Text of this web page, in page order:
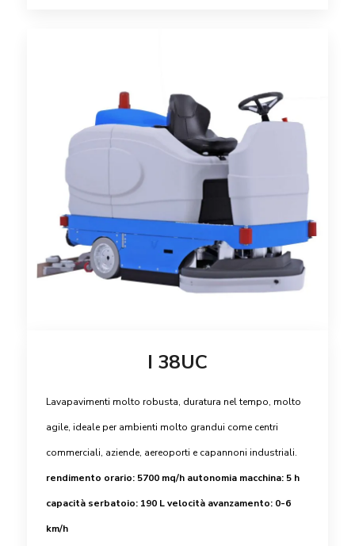
I 38UC
Lavapavimenti molto robusta, duratura nel tempo, molto
agile, ideale per ambienti molto grandui come centri
commerciali, aziende, aereoporti e capannoni industriali.
rendimento orario: 5700 mq/h autonomia macchina: 5 h
capacità serbatoio: 190 L velocità avanzamento: 0-6
km/h